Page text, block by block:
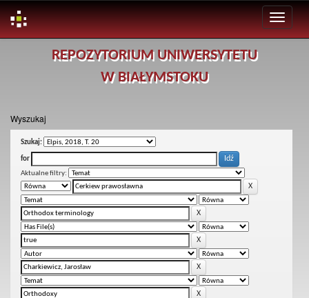
REPOZYTORIUM UNIWERSYTETU
W BIAŁYMSTOKU
Wyszukaj
Szukaj:
for
Aktualne filtry: